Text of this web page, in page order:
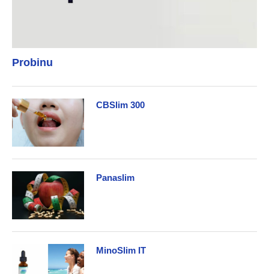
Probinu
CBSlim 300
Panaslim
MinoSlim IT